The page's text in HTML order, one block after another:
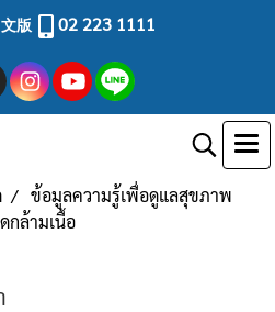
版 02 223 1111
ข้อมูลความรู้เพื่อดูแลสุขภาพ
กล้ามเนื้อ